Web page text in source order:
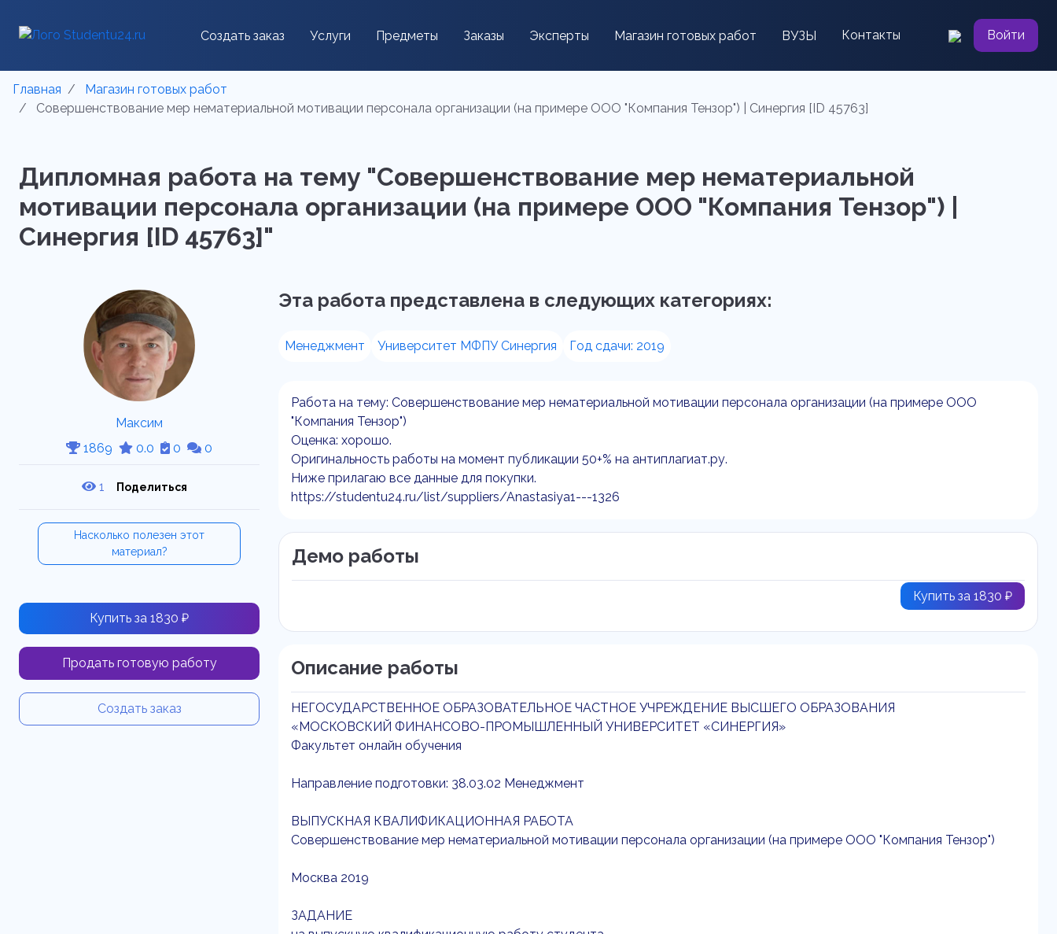
Создать заказ Услуги Предметы Заказы Эксперты Магазин готовых работ ВУЗЫ Контакты Войти
Главная
Магазин готовых работ
Совершенствование мер нематериальной мотивации персонала организации (на примере ООО "Компания Тензор") | Синергия [ID 45763]
Дипломная работа на тему "Совершенствование мер нематериальной
мотивации персонала организации (на примере ООО "Компания Тензор") |
Синергия [ID 45763]"
Максим
1869
0.0 0 0
1 Поделиться
Насколько полезен этот
материал?
Купить за 1830 ₽
Продать готовую работу
Создать заказ
Эта работа представлена в следующих категориях:
Менеджмент Университет МФПУ Синергия Год сдачи: 2019
Работа на тему: Совершенствование мер нематериальной мотивации персонала организации (на примере ООО
"Компания Тензор")
Оценка: хорошо.
Оригинальность работы на момент публикации 50+% на антиплагиат.ру.
Ниже прилагаю все данные для покупки.
https://studentu24.ru/list/suppliers/Anastasiya1---1326
Демо работы
Купить за 1830 ₽
Описание работы
НЕГОСУДАРСТВЕННОЕ ОБРАЗОВАТЕЛЬНОЕ ЧАСТНОЕ УЧРЕЖДЕНИЕ ВЫСШЕГО ОБРАЗОВАНИЯ
«МОСКОВСКИЙ ФИНАНСОВО-ПРОМЫШЛЕННЫЙ УНИВЕРСИТЕТ «СИНЕРГИЯ»
Факультет онлайн обучения
Направление подготовки: 38.03.02 Менеджмент
ВЫПУСКНАЯ КВАЛИФИКАЦИОННАЯ РАБОТА
Совершенствование мер нематериальной мотивации персонала организации (на примере ООО "Компания Тензор")
Москва 2019
ЗАДАНИЕ